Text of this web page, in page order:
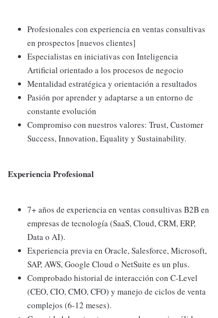
Profesionales con experiencia en ventas consultivas
en prospectos [nuevos clientes]
Especialistas en iniciativas con Inteligencia
Artificial orientado a los procesos de negocio
Mentalidad estratégica y orientación a resultados
Pasión por aprender y adaptarse a un entorno de
constante evolución
Compromiso con nuestros valores: Trust, Customer
Success, Innovation, Equality y Sustainability.
Experiencia Profesional
7+ años de experiencia en ventas consultivas B2B en
empresas de tecnología (SaaS, Cloud, CRM, ERP,
Data o AI).
Experiencia previa en Oracle, Salesforce, Microsoft,
SAP, AWS, Google Cloud o NetSuite es un plus.
Comprobado historial de interacción con C-Level
(CEO, CIO, CMO, CFO) y manejo de ciclos de venta
complejos (6-12 meses).